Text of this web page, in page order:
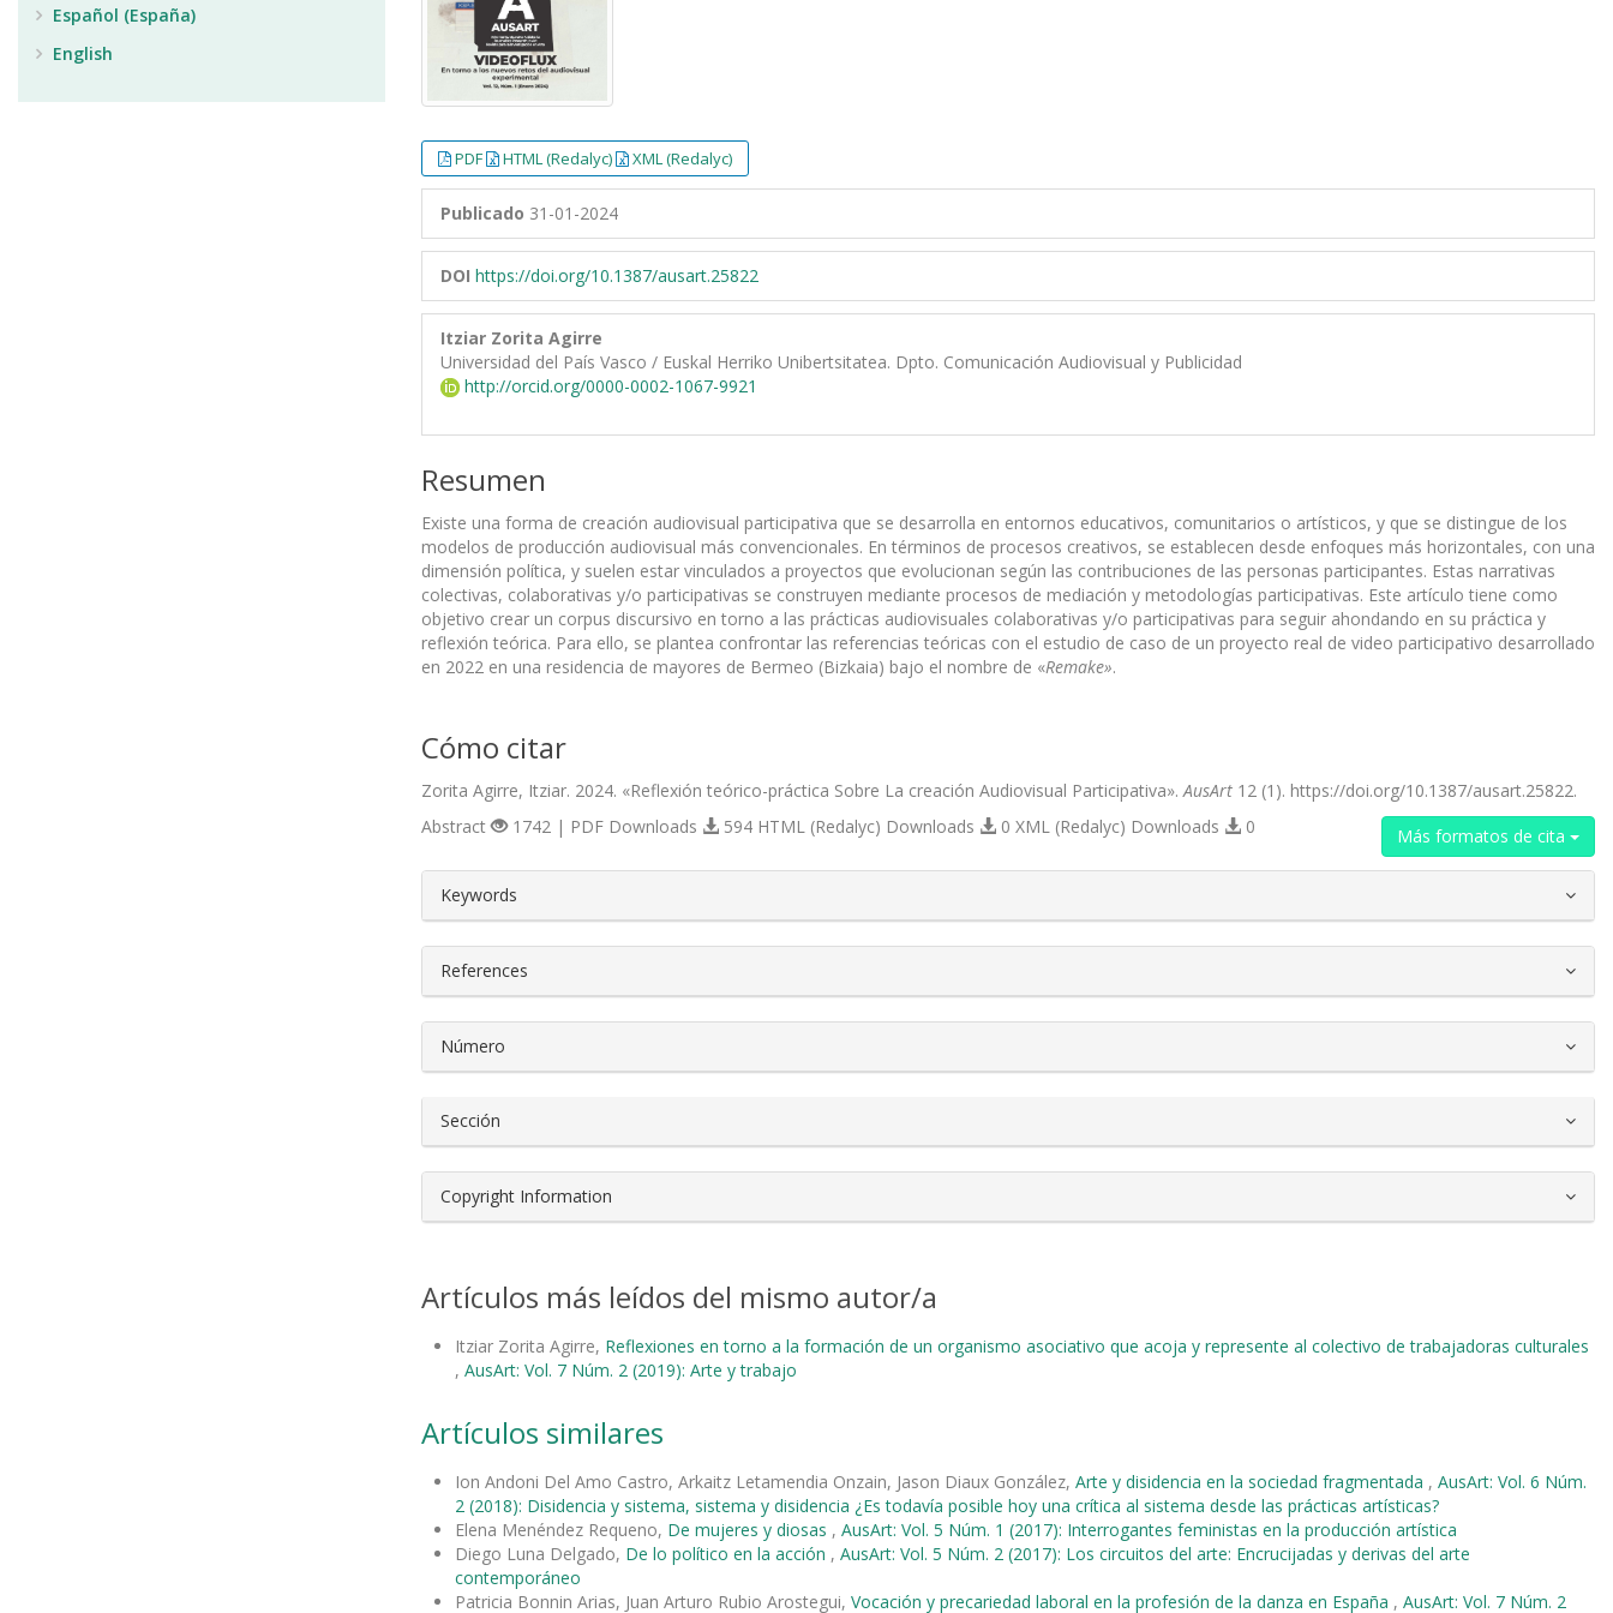
PDF HTML (Redalyc) XML (Redalyc)
Publicado 31-01-2024
DOI https://doi.org/10.1387/ausart.25822
Itziar Zorita Agirre
Universidad del País Vasco / Euskal Herriko Unibertsitatea. Dpto. Comunicación Audiovisual y Publicidad
http://orcid.org/0000-0002-1067-9921
Resumen
Existe una forma de creación audiovisual participativa que se desarrolla en entornos educativos, comunitarios o artísticos, y que se distingue de los
modelos de producción audiovisual más convencionales. En términos de procesos creativos, se establecen desde enfoques más horizontales, con una
dimensión política, y suelen estar vinculados a proyectos que evolucionan según las contribuciones de las personas participantes. Estas narrativas
colectivas, colaborativas y/o participativas se construyen mediante procesos de mediación y metodologías participativas. Este artículo tiene como
objetivo crear un corpus discursivo en torno a las prácticas audiovisuales colaborativas y/o participativas para seguir ahondando en su práctica y
reflexión teórica. Para ello, se plantea confrontar las referencias teóricas con el estudio de caso de un proyecto real de video participativo desarrollado
en 2022 en una residencia de mayores de Bermeo (Bizkaia) bajo el nombre de «Remake».
Cómo citar
Zorita Agirre, Itziar. 2024. «Reflexión teórico-práctica Sobre La creación Audiovisual Participativa».AusArt 12 (1). https://doi.org/10.1387/ausart.25822.
Más formatos de cita
Abstract 1742 | PDF Downloads 594 HTML (Redalyc) Downloads 0 XML (Redalyc) Downloads 0
##plugins.themes.bootstrap3.article.details##
Keywords
References
Número
Sección
Copyright Information
Artículos más leídos del mismo autor/a
Itziar Zorita Agirre, Reflexiones en torno a la formación de un organismo asociativo que acoja y represente al colectivo de trabajadoras culturales
, AusArt: Vol. 7 Núm. 2 (2019): Arte y trabajo
Artículos similares
Ion Andoni Del Amo Castro, Arkaitz Letamendia Onzain, Jason Diaux González, Arte y disidencia en la sociedad fragmentada , AusArt: Vol. 6 Núm.
2 (2018): Disidencia y sistema, sistema y disidencia ¿Es todavía posible hoy una crítica al sistema desde las prácticas artísticas?
Elena Menéndez Requeno, De mujeres y diosas , AusArt: Vol. 5 Núm. 1 (2017): Interrogantes feministas en la producción artística
Diego Luna Delgado, De lo político en la acción , AusArt: Vol. 5 Núm. 2 (2017): Los circuitos del arte: Encrucijadas y derivas del arte
contemporáneo
Patricia Bonnin Arias, Juan Arturo Rubio Arostegui, Vocación y precariedad laboral en la profesión de la danza en España , AusArt: Vol. 7 Núm. 2
Español (España)
English